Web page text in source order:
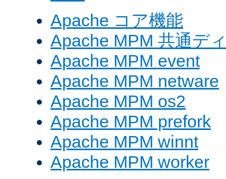
Apache コア機能
Apache MPM 共通デ
Apache MPM event
Apache MPM netware
Apache MPM os2
Apache MPM prefork
Apache MPM winnt
Apache MPM worker